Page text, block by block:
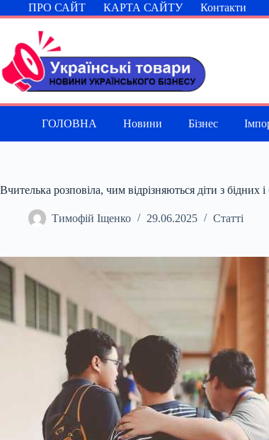
Перейти
до
ПРО САЙТ КАРТА САЙТУ Контакти
ГОЛОВНА Новини Бізнес
Вчителька розповіла, чим відрізняються діти з бідних і
Тимофій Іщенко 29.06.2025 Статті